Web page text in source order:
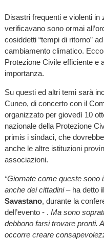
Disastri frequenti e violenti in
verificavano sono ormai
cosiddetti “tempi di ritorno”
cambiamento climatico.
Protezione Civile efficiente e
importanza.
Su questi ed altri temi sarà
Cuneo, di concerto con il
organizzato per giovedì 10
nazionale della Protezione
primis i sindaci, che
anche le altre istituzioni
associazioni.
“Giornate come queste sono
anche dei cittadini– ha detto
Savastano, durante la
dell’evento - . Ma sono
debbono farsi trovare pronti.
occorre creare